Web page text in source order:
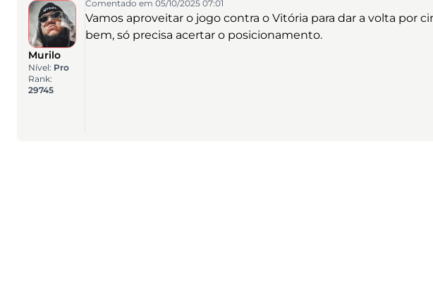
Murilo
Nível: Pro
Rank:
29745
Comentado em 05/10/2025 07:01
Vamos aproveitar o jogo contra o Vitória para dar a volta por
bem, só precisa acertar o posicionamento.